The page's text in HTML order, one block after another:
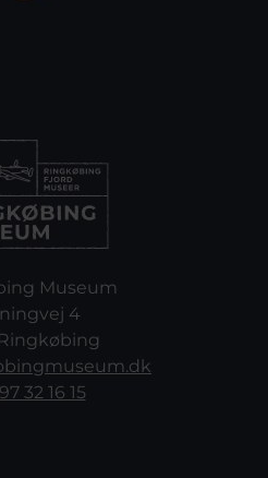
Museum
4
32 16 15